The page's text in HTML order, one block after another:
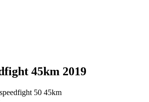
45km 2019
50 45km